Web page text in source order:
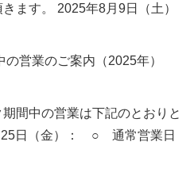
ます。 2025年8月9日（土）
営業のご案内（2025年）
間中の営業は下記のとおりと
25日（金）： ○ 通常営業日